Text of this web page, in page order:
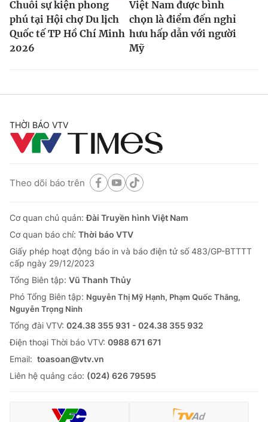
Chuỗi sự kiện phong
phú tại Hội chợ Du lịch
Quốc tế TP Hồ Chí Minh
2026
Việt Nam được bình
chọn là điểm đến nghỉ
hưu hấp dẫn với người
Mỹ
THỜI BÁO VTV
Theo dõi báo trên
Cơ quan chủ quản:Đài Truyền hình Việt Nam
Cơ quan báo chí: Thời báo VTV
Giấy phép hoạt động báo in và báo điện tử số 483/GP-BTTTT
cấp ngày 29/12/2023
Tổng Biên tập: Vũ Thanh Thủy
Phó Tổng Biên tập: Nguyễn Thị Mỹ Hạnh, Phạm Quốc Thắng,
Nguyễn Trọng Ninh
Tổng đài VTV: 024.38 355 931 - 024.38 355 932
Ðiện thoại Thời báo VTV: 0988 671 671
Email: toasoan@vtv.vn
Liên hệ quảng cáo: (024) 626 79595